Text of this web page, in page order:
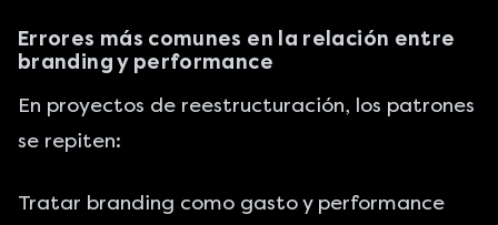
Errores más comunes en la relación entre
branding y performance
En proyectos de reestructuración, los patrones
se repiten:
Tratar branding como gasto y performance